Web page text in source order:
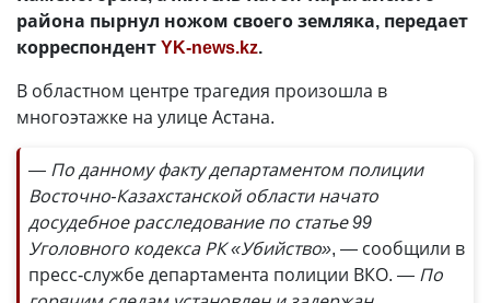
района пырнул ножом своего земляка, передает
корреспондентYK-news.kz.
В областном центре трагедия произошла в
многоэтажке на улице Астана.
— По данному факту департаментом полиции
Восточно-Казахстанской области начато
досудебное расследование по статье 99
Уголовного кодекса РК «Убийство», — сообщили в
пресс-службе департамента полиции ВКО. — По